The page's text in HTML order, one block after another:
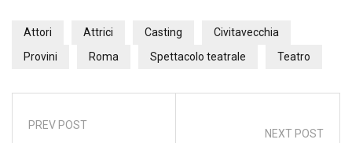
Attori Attrici Casting
Civitavecchia
Provini
Roma Spettacolo teatrale Teatro
PREV POST
NEXT POST